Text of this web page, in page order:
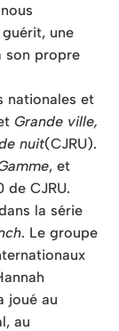
une
son propre
nationales et
Grande ville,
nuit(CJRU).
, et
de CJRU.
la série
. Le groupe
joué au
au